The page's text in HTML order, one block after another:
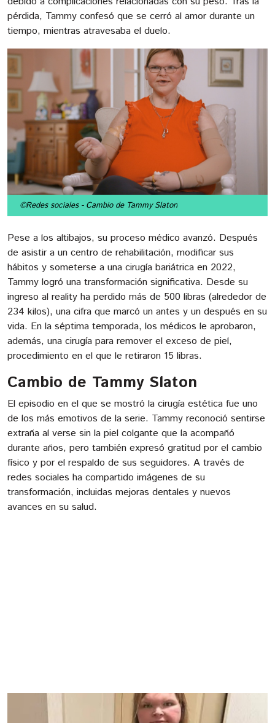
pérdida, Tammy confesó que se cerró al amor durante un
tiempo, mientras atravesaba el duelo.
©Redes sociales - Cambio de Tammy Slaton
Pese a los altibajos, su proceso médico avanzó. Después
de asistir a un centro de rehabilitación, modificar sus
hábitos y someterse a una cirugía bariátrica en 2022,
Tammy logró una transformación significativa. Desde su
ingreso al reality ha perdido más de 500 libras (alrededor de
234 kilos), una cifra que marcó un antes y un después en su
vida. En la séptima temporada, los médicos le aprobaron,
además, una cirugía para remover el exceso de piel,
procedimiento en el que le retiraron 15 libras.
Cambio de Tammy Slaton
El episodio en el que se mostró la cirugía estética fue uno
de los más emotivos de la serie. Tammy reconoció sentirse
extraña al verse sin la piel colgante que la acompañó
durante años, pero también expresó gratitud por el cambio
físico y por el respaldo de sus seguidores. A través de
redes sociales ha compartido imágenes de su
transformación, incluidas mejoras dentales y nuevos
avances en su salud.